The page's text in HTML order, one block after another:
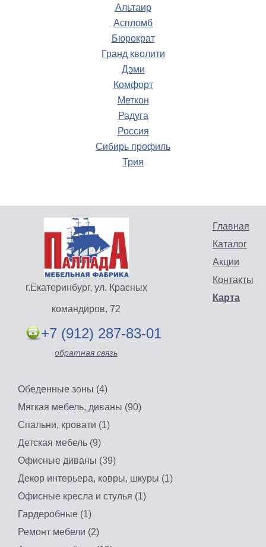
Диван «Арта 7» (Тахта)
Паллада
Цена: 12500 руб.
Купить
Цена: 16500 руб.
Купить
Стул Челси АГ серый
Цена: 5318 руб.
Купить
диваны
Альтаир
Аспломб
Бюрократ
Гранд кволити
Дэми
Комфорт
Меткон
Радуга
Россия
Сибирь профиль
Трия
Главная
Каталог
Акции
Контакты
Карта
г.Екатеринбург, ул. Красных
командиров, 72
+7 (912) 287-83-01
обратная связь
Обеденные зоны (4)
Мягкая мебель, диваны (90)
Спальни, кровати (1)
Детская мебель (9)
Офисные диваны (39)
Декор интерьера, ковры, шкуры (1)
Офисные кресла и стулья (1)
Гардеробные (1)
Ремонт мебели (2)